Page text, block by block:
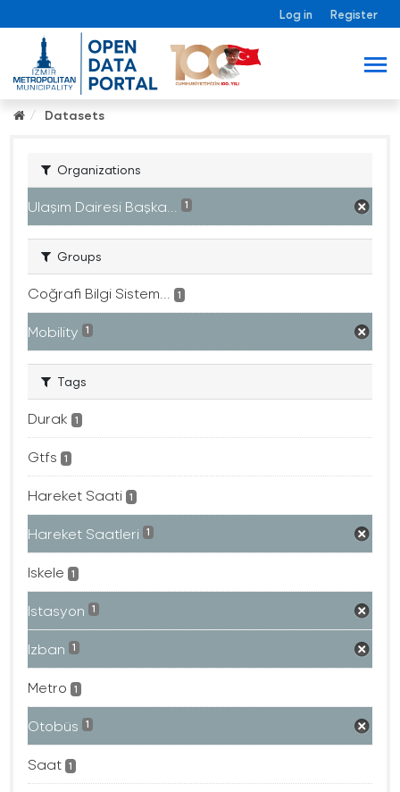
Log in Register
Datasets
Organizations
Ulaşım Dairesi Başka... 1
Groups
Coğrafi Bilgi Sistem... 1
Mobility 1
Tags
Durak 1
Gtfs 1
Hareket Saati 1
Hareket Saatleri 1
Iskele 1
Istasyon 1
Izban 1
Metro 1
Otobüs 1
Saat 1